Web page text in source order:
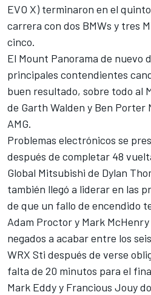
EVO X) terminaron en el
carrera con dos BMWs y tres
cinco.
El Mount Panorama de nuevo
principales contendientes
buen resultado, sobre todo al
de Garth Walden y Ben Porter
AMG.
Problemas electrónicos se
después de completar 48
Global Mitsubishi de Dylan
también llegó a liderar en las
de que un fallo de encendido
Adam Proctor y Mark
negados a acabar entre los
WRX Sti después de verse
falta de 20 minutos para el
Mark Eddy y Francious Jouy